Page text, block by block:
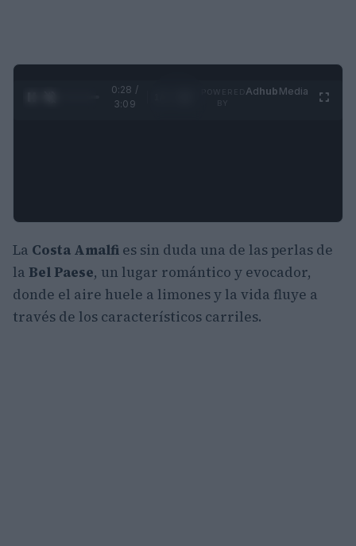
0:29 /
3:09
Adhub Media
La Costa Amalfi es sin duda una de las perlas de
la Bel Paese, un lugar romántico y evocador,
donde el aire huele a limones y la vida fluye a
través de los característicos carriles.